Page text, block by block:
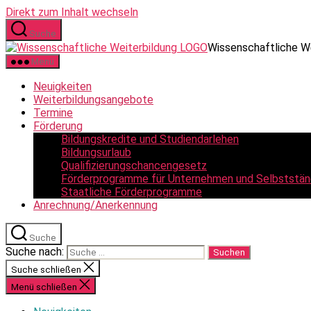
Direkt zum Inhalt wechseln
Suche
Wissenschaftliche
Menü
Neuigkeiten
Weiterbildungsangebote
Termine
Förderung
Bildungskredite und Studiendarlehen
Bildungsurlaub
Qualifizierungschancengesetz
Förderprogramme für Unternehmen und
Staatliche Förderprogramme
Anrechnung/Anerkennung
Suche
Suche nach:
Suche schließen
Menü schließen